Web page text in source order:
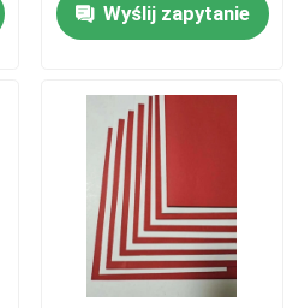
Wyślij zapytanie